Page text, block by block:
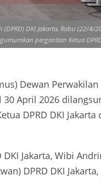
DKI Jakarta, Rabu (22/
pergantian Ketua
Dewan Perwakilan
April 2026
DPRD DKI
Jakarta, Wibi
DPRD DKI